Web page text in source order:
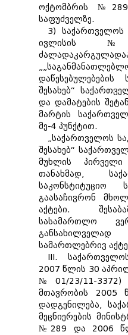
ოქტომბრის №289
საფუძველზე.
3)
ივლისის
დაწესებულებების
შესახებ“
და დამატების
მარტის
მე-4 პუნქტით.
„საქართველოს
შესახებ“
მუხლის პირველი
თანახმად,
საკონსტიტუციო
გაასაჩივრონ
აქტები.
სასამართლო
სამართლებრივ
III.
2007 წლის 30
№01/23/11-3372)
მთავრობის 2005
დადგენილება,
მეცნიერების
№289 და 2006